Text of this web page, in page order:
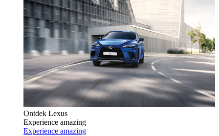
Ontdek Lexus
Experience amazing
Experience amazing